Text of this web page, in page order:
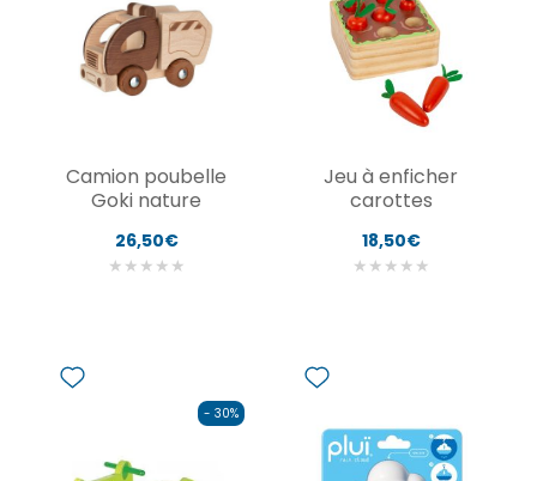
Camion poubelle
Goki nature
26,50€
★ ★ ★ ★ ★
Jeu à enficher
carottes
18,50€
★ ★ ★ ★ ★
- 30%